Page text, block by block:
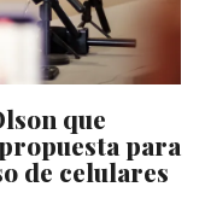
que
para
de celulares